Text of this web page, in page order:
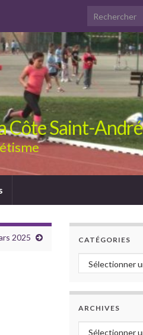
Search for:
Côte Saint-André
2025 CATÉGORIES
Catégories
ARCHIVES
Archives